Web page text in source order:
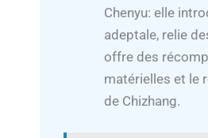
Chenyu: elle
adeptale, relie
offre des
matérielles et le
de Chizhang.